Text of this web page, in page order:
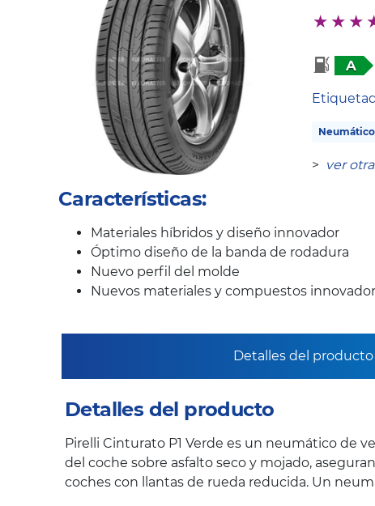
A
> ver
Características:
Materiales híbridos y diseño innovador
Óptimo diseño de la banda de rodadura
Nuevo perfil del molde
Nuevos materiales y compuestos
Detalles del producto
Detalles del producto
Pirelli Cinturato P1 Verde es un neumático de
del coche sobre asfalto seco y mojado,
coches con llantas de rueda reducida. Un